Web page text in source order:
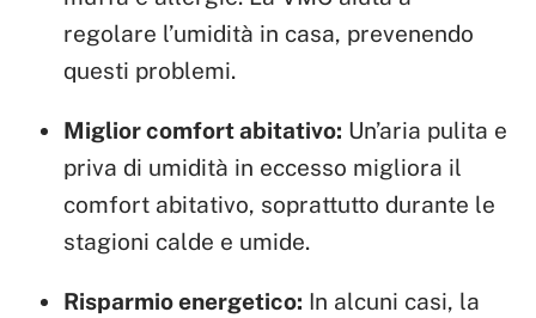
regolare l’umidità in casa, prevenendo
questi problemi.
Miglior comfort abitativo: Un’aria pulita e
priva di umidità in eccesso migliora il
comfort abitativo, soprattutto durante le
stagioni calde e umide.
Risparmio energetico: In alcuni casi, la